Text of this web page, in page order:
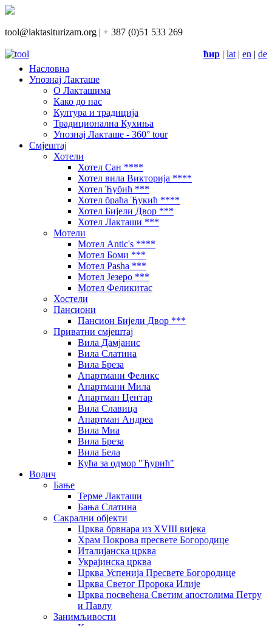
tool@laktasiturizam.org | + 387 (0)51 533 269
ћир | lat | en | de
Насловна
Упознај Лакташе
О Лакташима
Како до нас
Култура и традиција
Традиционална Кухиња
Упознај Лакташе - 360° tour
Смјештај
Хотели
Хотел Сан ****
Хотел вила Викторија ****
Хотел Ћубић ***
Хотел браћа Ђукић ****
Хотел Бијели Двор ***
Хотел Лакташи ***
Мотели
Мотел Antic's ****
Мотел Боми ***
Мотел Pasha ***
Мотел Језеро ***
Мотел Феликитас
Хостели
Пансиони
Пансион Бијели Двор ***
Приватни смјештај
Вила Дамјанис
Вила Слатина
Вила Бреза
Апартмани Феликс
Апартмани Мила
Апартман Центар
Вила Славица
Апартман Андреа
Вила Миа
Вила Бреза
Вила Бела
Кућа за одмор "Ђурић"
Водич
Бање
Терме Лакташи
Бања Слатина
Сакрални објекти
Црква брвнара из XVIII вијека
Храм Покрова пресвете Богородице
Италијанска црква
Украјинска црква
Црква Успенија Пресвете Богородице
Црква Светог Пророка Илије
Црква посвећена Светим апостолима Петру
и Павлу
Занимљивости